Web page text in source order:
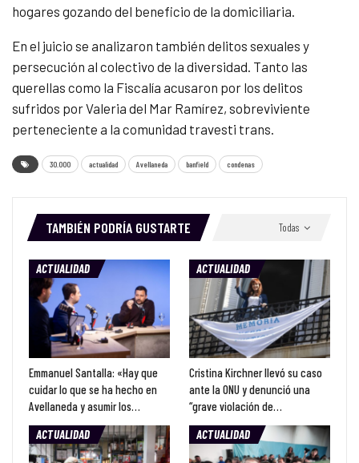
hogares gozando del beneficio de la domiciliaria.
En el juicio se analizaron también delitos sexuales y
persecución al colectivo de la diversidad. Tanto las
querellas como la Fiscalía acusaron por los delitos
sufridos por Valeria del Mar Ramírez, sobreviviente
perteneciente a la comunidad travesti trans.
30.000 actualidad Avellaneda banfield condenas
Todas
TAMBIÉN PODRÍA GUSTARTE
ACTUALIDAD
Emmanuel Santalla: «Hay que
cuidar lo que se ha hecho en
Avellaneda y asumir los…
ACTUALIDAD
Cristina Kirchner llevó su caso
ante la ONU y denunció una
“grave violación de…
ACTUALIDAD
ACTUALIDAD